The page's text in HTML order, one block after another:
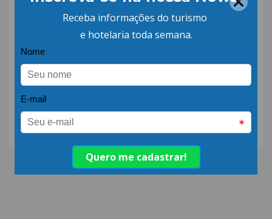
Ministério do Turismo
COMPARTILHE: